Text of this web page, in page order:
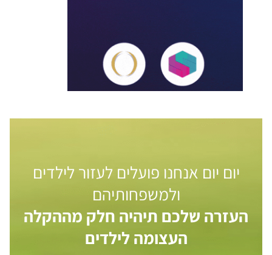
יום יום אנחנו פועלים לעזור לילדים
ולמשפחותיהם
העזרה שלכם תיהיה חלק מההקלה
העצומה לילדים